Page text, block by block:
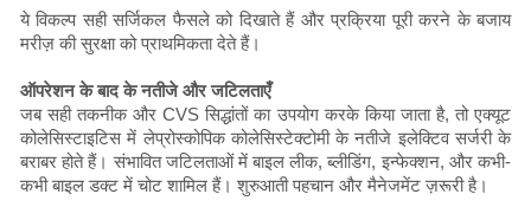
ये विकल्प सही सर्जिकल फैसले को दिखाते हैं और प्रक्रिया पूरी करने के बजाय
मरीज़ की सुरक्षा को प्राथमिकता देते हैं।
ऑपरेशन के बाद के नतीजे और जटिलताएँ
जब सही तकनीक और CVS सिद्धांतों का उपयोग करके किया जाता है, तो एक्यूट
कोलेसिस्टाइटिस में लेप्रोस्कोपिक कोलेसिस्टेक्टोमी के नतीजे इलेक्टिव सर्जरी के
बराबर होते हैं। संभावित जटिलताओं में बाइल लीक, ब्लीडिंग, इन्फेक्शन, और कभी-
कभी बाइल डक्ट में चोट शामिल हैं। शुरुआती पहचान और मैनेजमेंट ज़रूरी है।